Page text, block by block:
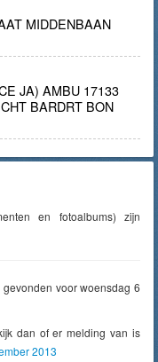
MIDDENBAAN
JA) AMBU 17133
BARDRT BON
en fotoalbums) zijn
voor woensdag 6
dan of er melding van is
2013